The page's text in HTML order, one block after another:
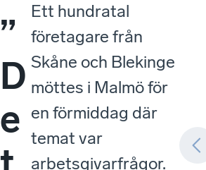
”
D
e
Ett hundratal
företagare från
Skåne och Blekinge
möttes i Malmö för
en förmiddag där
temat var
arbetsgivarfrågor.